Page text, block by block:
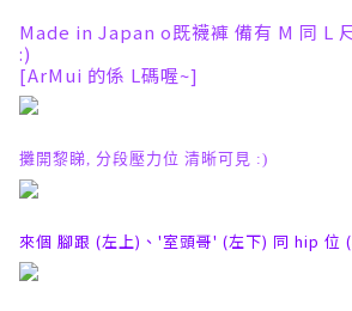
Made in Japan o既襪褲 備有 M 同 L
:)
[ArMui 的係 L碼喔~]
攤開黎睇, 分段壓力位 清晰可見 :)
來個 腳跟 (左上)、'室頭哥' (左下) 同 hip